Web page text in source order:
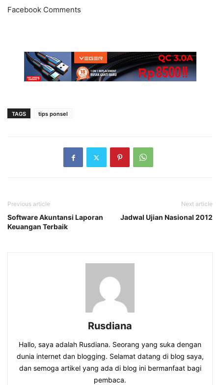
Facebook Comments
TAGS tips ponsel
Previous article
Software Akuntansi Laporan
Keuangan Terbaik
Next article
Jadwal Ujian Nasional 2012
Rusdiana
Hallo, saya adalah Rusdiana. Seorang yang suka dengan
dunia internet dan blogging. Selamat datang di blog saya,
dan semoga artikel yang ada di blog ini bermanfaat bagi
pembaca.